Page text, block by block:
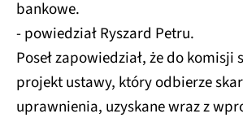
bankowe.
- powiedział Ryszard Petru.
Poseł zapowiedział, że do
projekt ustawy, który odbierze
uprawnienia, uzyskane wraz z